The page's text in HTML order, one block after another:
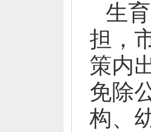
生
担，
策内
免除
构、